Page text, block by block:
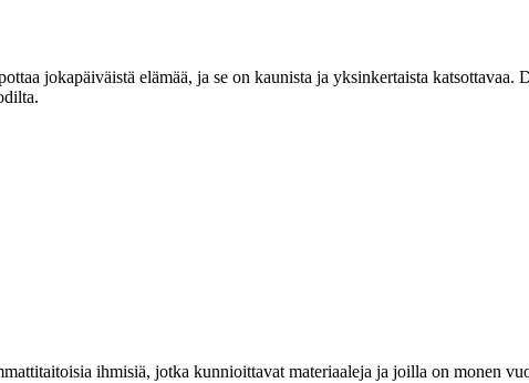
jokapäiväistä elämää, ja se on kaunista ja yksinkertaista
ihmisiä, jotka kunnioittavat materiaaleja ja joilla on monen